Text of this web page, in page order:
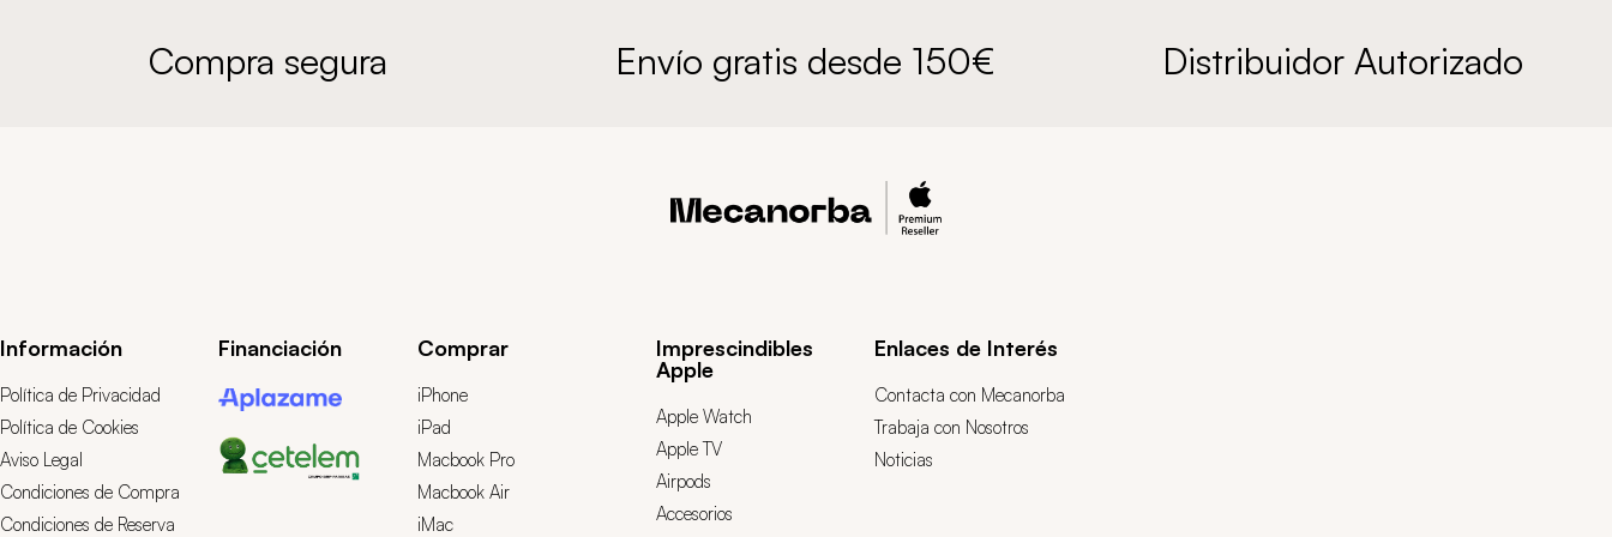
Compra segura Envío gratis desde 150€ Distribuidor Autorizado
Información
Política de Privacidad
Política de Cookies
Aviso Legal
Condiciones de Compra
Condiciones de Reserva
Financiación Comprar
iPhone
iPad
Macbook Pro
Macbook Air
iMac
Imprescindibles
Apple
Apple Watch
Apple TV
Airpods
Accesorios
Enlaces de Interés
Contacta con Mecanorba
Trabaja con Nosotros
Noticias